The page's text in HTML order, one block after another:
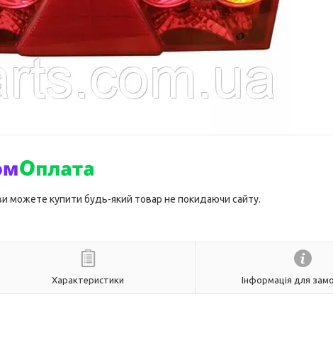
можете купити будь-який товар не покидаючи сайту.
Характеристики Інформація для